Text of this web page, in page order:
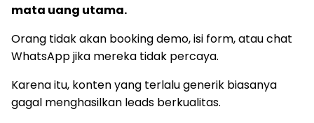
mata uang utama.
Orang tidak akan booking demo, isi form, atau chat
WhatsApp jika mereka tidak percaya.
Karena itu, konten yang terlalu generik biasanya
gagal menghasilkan leads berkualitas.